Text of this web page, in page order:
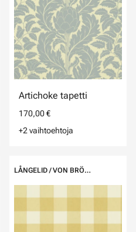
Artichoke tapetti
170,00 €
+2 vaihtoehtoja
LÅNGELID / VON BRÖMSSEN